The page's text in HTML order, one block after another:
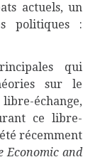
actuels, un
politiques :
qui
sur le
échange,
ce libre-
récemment
Economic and